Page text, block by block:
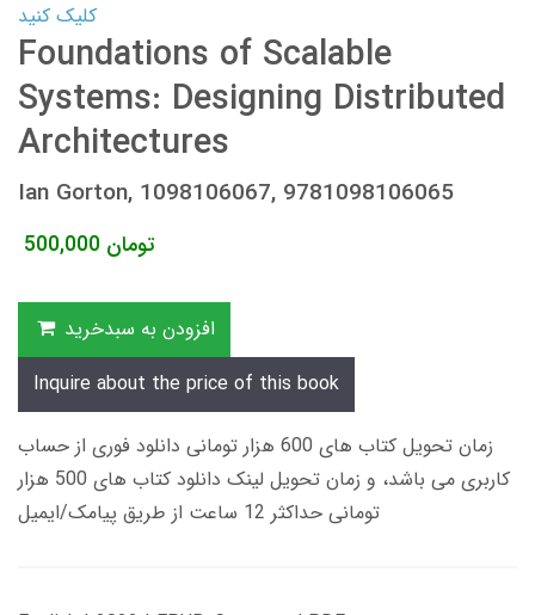
کلیک کنید
Foundations of Scalable
Systems: Designing Distributed
Architectures
Ian Gorton, 1098106067, 9781098106065
500,000 تومان
افزودن به سبدخرید
Inquire about the price of this book
زمان تحویل کتاب های 600 هزار تومانی دانلود فوری از حساب
کاربری می باشد، و زمان تحویل لینک دانلود کتاب های 500 هزار
تومانی حداکثر 12 ساعت از طریق پیامک/ایمیل